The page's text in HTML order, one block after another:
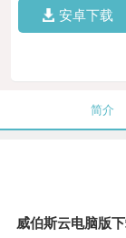
安卓下载
简介
威伯斯云电脑版